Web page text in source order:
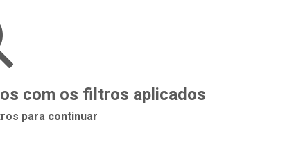
com os filtros aplicados
para continuar